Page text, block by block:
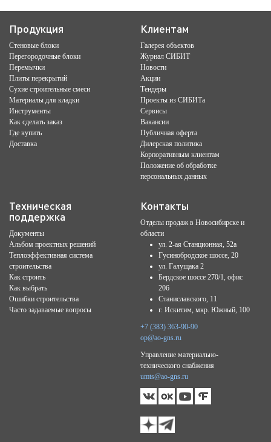
Продукция
Стеновые блоки
Перегородочные блоки
Перемычки
Плиты перекрытий
Сухие строительные смеси
Материалы для кладки
Инструменты
Как сделать заказ
Где купить
Доставка
Клиентам
Галерея объектов
Журнал СИБИТ
Новости
Акции
Тендеры
Проекты из СИБИТа
Сервисы
Вакансии
Публичная оферта
Дилерская политика
Корпоративным клиентам
Положение об обработке
персональных данных
Техническая
поддержка
Документы
Альбом проектных решений
Теплоэффективная система
строительства
Как строить
Как выбрать
Ошибки строительства
Часто задаваемые вопросы
Контакты
Отделы продаж в Новосибирске и
области
ул. 2-ая Станционная, 52а
Гусинобродское шоссе, 20
ул. Галущака 2
Бердское шоссе 270/1, офис
206
Станиславского, 11
г. Искитим, мкр. Южный, 100
+7 (383) 363-90-90
op@ao-gns.ru
Управление материально-
технического снабжения
umts@ao-gns.ru